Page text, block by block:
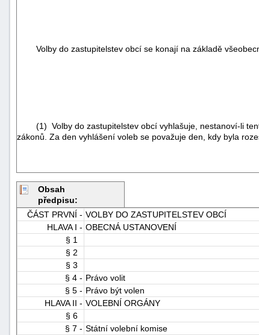
Volby do zastupitelstev obcí se konají na základě
(1) Volby do zastupitelstev obcí vyhlašuje, nestanoví-li
zákonů. Za den vyhlášení voleb se považuje den, kdy byla
Obsah
předpisu:
ČÁST PRVNÍ - VOLBY DO ZASTUPITELSTEV OBCÍ
HLAVA I - OBECNÁ USTANOVENÍ
§ 1
§ 2
§ 3
§ 4 - Právo volit
§ 5 - Právo být volen
HLAVA II - VOLEBNÍ ORGÁNY
§ 6
§ 7 - Státní volební komise